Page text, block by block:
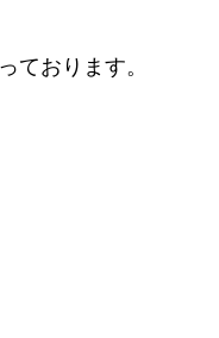
ております。